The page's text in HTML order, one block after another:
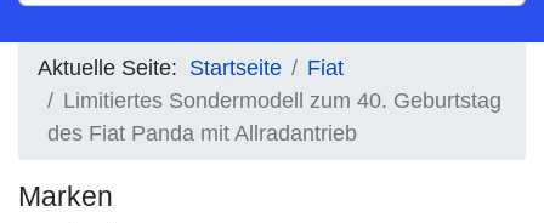
Aktuelle Seite: Startseite
Fiat
Limitiertes Sondermodell zum 40. Geburtstag
des Fiat Panda mit Allradantrieb
Marken